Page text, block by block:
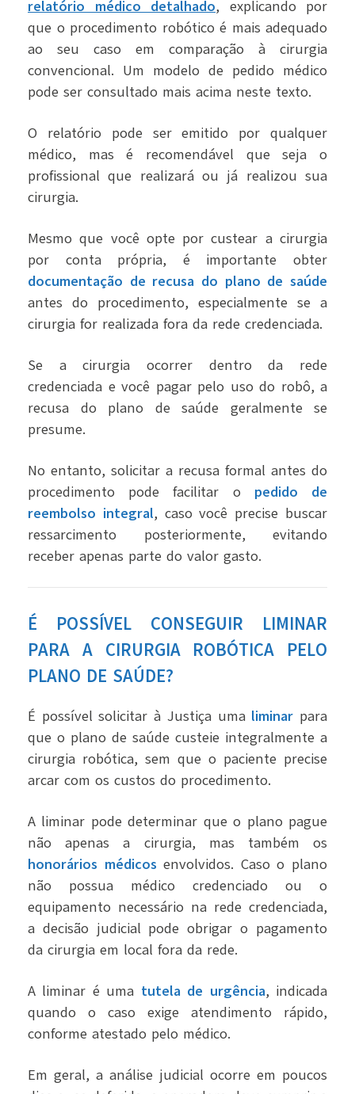
relatório médico detalhado, explicando por
que o procedimento robótico é mais adequado
ao seu caso em comparação à cirurgia
convencional. Um modelo de pedido médico
pode ser consultado mais acima neste texto.
O relatório pode ser emitido por qualquer
médico, mas é recomendável que seja o
profissional que realizará ou já realizou sua
cirurgia.
Mesmo que você opte por custear a cirurgia
por conta própria, é importante obter
documentação de recusa do plano de saúde
antes do procedimento, especialmente se a
cirurgia for realizada fora da rede credenciada.
Se a cirurgia ocorrer dentro da rede
credenciada e você pagar pelo uso do robô, a
recusa do plano de saúde geralmente se
presume.
No entanto, solicitar a recusa formal antes do
procedimento pode facilitar o pedido de
reembolso integral, caso você precise buscar
ressarcimento posteriormente, evitando
receber apenas parte do valor gasto.
É POSSÍVEL CONSEGUIR LIMINAR
PARA A CIRURGIA ROBÓTICA PELO
PLANO DE SAÚDE?
É possível solicitar à Justiça uma liminar para
que o plano de saúde custeie integralmente a
cirurgia robótica, sem que o paciente precise
arcar com os custos do procedimento.
A liminar pode determinar que o plano pague
não apenas a cirurgia, mas também os
honorários médicos envolvidos. Caso o plano
não possua médico credenciado ou o
equipamento necessário na rede credenciada,
a decisão judicial pode obrigar o pagamento
da cirurgia em local fora da rede.
A liminar é uma tutela de urgência, indicada
quando o caso exige atendimento rápido,
conforme atestado pelo médico.
Em geral, a análise judicial ocorre em poucos